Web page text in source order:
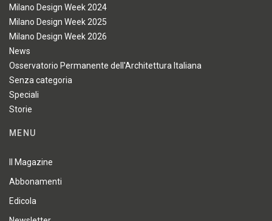
Milano Design Week 2024
Milano Design Week 2025
Milano Design Week 2026
News
Osservatorio Permanente dell'Architettura Italiana
Senza categoria
Speciali
Storie
MENU
Il Magazine
Abbonamenti
Edicola